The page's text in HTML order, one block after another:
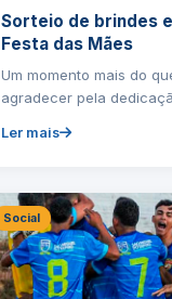
Sorteio de brindes
Festa das Mães
Um momento mais do
agradecer pela
Ler mais
Social